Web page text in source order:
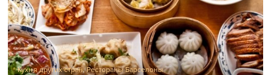
Кухня других стран,Рестораны Барселоны